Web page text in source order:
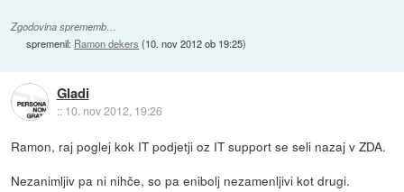
Zgodovina sprememb…
spremenil: Ramon dekers (10. nov 2012 ob 19:25)
Gladi
:: 10. nov 2012, 19:26
Ramon, raj poglej kok IT podjetji oz IT support se seli nazaj v ZDA.
Nezanimljiv pa ni nihče, so pa enibolj nezamenljivi kot drugi.